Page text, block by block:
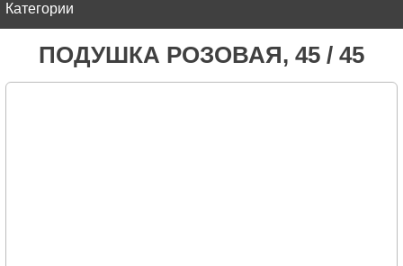
Категории
ПОДУШКА РОЗОВАЯ, 45 / 45